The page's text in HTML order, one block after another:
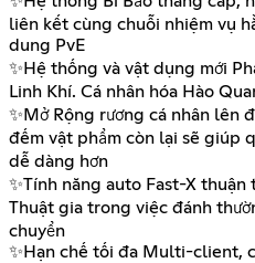
liên kết cùng chuỗi nhiệm vụ
dung PvE
✨Hệ thống và vật dụng mới
Linh Khí. Cá nhân hóa Hào
✨Mở Rộng rương cá nhân lên
đếm vật phẩm còn lại sẽ giúp
dễ dàng hơn
✨Tính năng auto Fast-X
Thuật gia trong việc đánh
chuyển
✨Hạn chế tối đa Multi-client,